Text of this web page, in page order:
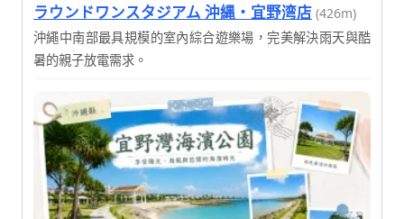
ラウンドワンスタジアム 沖縄・宜野湾店 (426m)
沖繩中南部最具規模的室內綜合遊樂場，完美解決雨天與酷
暑的親子放電需求。